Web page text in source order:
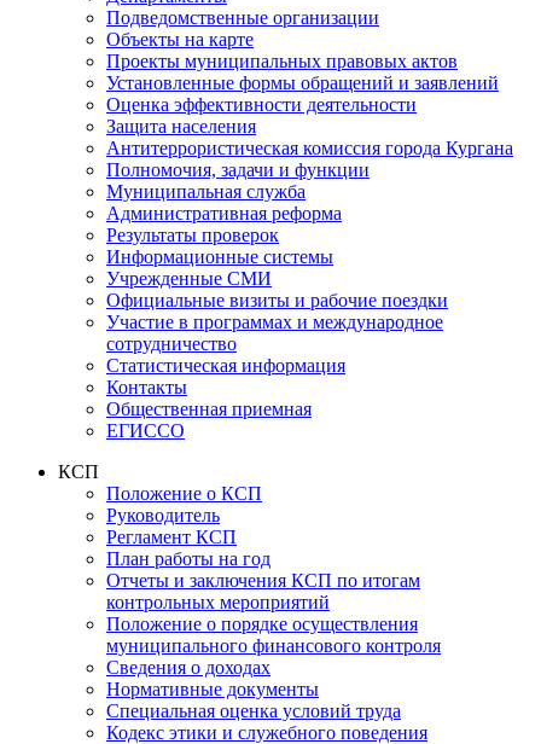
Подведомственные организации
Объекты на карте
Проекты муниципальных правовых актов
Установленные формы обращений и заявлений
Оценка эффективности деятельности
Защита населения
Антитеррористическая комиссия города Кургана
Полномочия, задачи и функции
Муниципальная служба
Административная реформа
Результаты проверок
Информационные системы
Учрежденные СМИ
Официальные визиты и рабочие поездки
Участие в программах и международное
сотрудничество
Статистическая информация
Контакты
Общественная приемная
ЕГИССО
КСП
Положение о КСП
Руководитель
Регламент КСП
План работы на год
Отчеты и заключения КСП по итогам
контрольных мероприятий
Положение о порядке осуществления
муниципального финансового контроля
Сведения о доходах
Нормативные документы
Специальная оценка условий труда
Кодекс этики и служебного поведения